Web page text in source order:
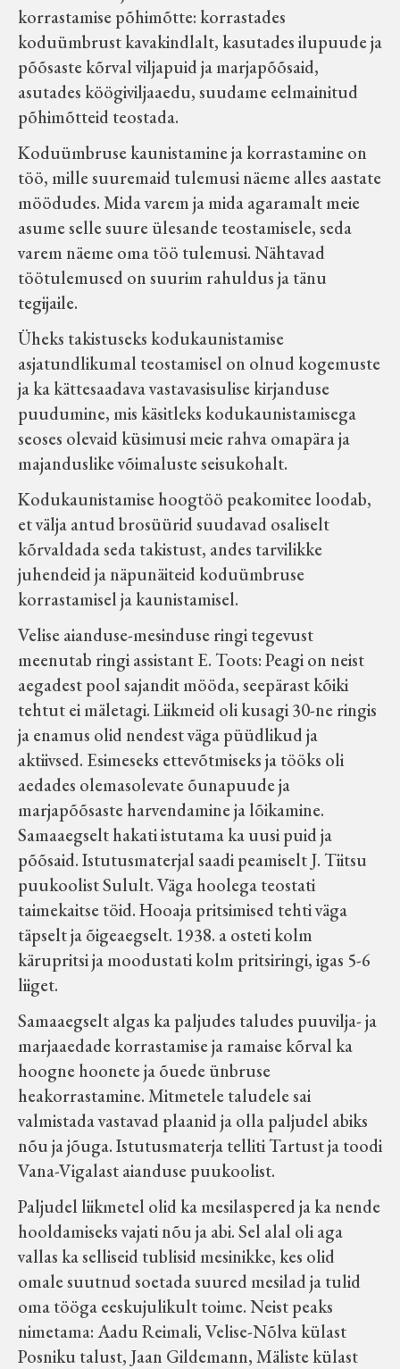
korrastamise põhimõtte: korrastades
koduümbrust kavakindlalt, kasutades ilupuude ja
põõsaste kõrval viljapuid ja marjapõõsaid,
asutades köögiviljaaedu, suudame eelmainitud
põhimõtteid teostada.
Koduümbruse kaunistamine ja korrastamine on
töö, mille suuremaid tulemusi näeme alles aastate
möödudes. Mida varem ja mida agaramalt meie
asume selle suure ülesande teostamisele, seda
varem näeme oma töö tulemusi. Nähtavad
töötulemused on suurim rahuldus ja tänu
tegijaile.
Üheks takistuseks kodukaunistamise
asjatundlikumal teostamisel on olnud kogemuste
ja ka kättesaadava vastavasisulise kirjanduse
puudumine, mis käsitleks kodukaunistamisega
seoses olevaid küsimusi meie rahva omapära ja
majanduslike võimaluste seisukohalt.
Kodukaunistamise hoogtöö peakomitee loodab,
et välja antud brosüürid suudavad osaliselt
kõrvaldada seda takistust, andes tarvilikke
juhendeid ja näpunäiteid koduümbruse
korrastamisel ja kaunistamisel.
Velise aianduse-mesinduse ringi tegevust
meenutab ringi assistant E. Toots: Peagi on neist
aegadest pool sajandit mööda, seepärast kõiki
tehtut ei mäletagi. Liikmeid oli kusagi 30-ne ringis
ja enamus olid nendest väga püüdlikud ja
aktiivsed. Esimeseks ettevõtmiseks ja tööks oli
aedades olemasolevate õunapuude ja
marjapõõsaste harvendamine ja lõikamine.
Samaaegselt hakati istutama ka uusi puid ja
põõsaid. Istutusmaterjal saadi peamiselt J. Tiitsu
puukoolist Sulult. Väga hoolega teostati
taimekaitse töid. Hooaja pritsimised tehti väga
täpselt ja õigeaegselt. 1938. a osteti kolm
kärupritsi ja moodustati kolm pritsiringi, igas 5-6
liiget.
Samaaegselt algas ka paljudes taludes puuvilja- ja
marjaaedade korrastamise ja ramaise kõrval ka
hoogne hoonete ja õuede ünbruse
heakorrastamine. Mitmetele taludele sai
valmistada vastavad plaanid ja olla paljudel abiks
nõu ja jõuga. Istutusmaterja telliti Tartust ja toodi
Vana-Vigalast aianduse puukoolist.
Paljudel liikmetel olid ka mesilaspered ja ka nende
hooldamiseks vajati nõu ja abi. Sel alal oli aga
vallas ka selliseid tublisid mesinikke, kes olid
omale suutnud soetada suured mesilad ja tulid
oma tööga eeskujulikult toime. Neist peaks
nimetama: Aadu Reimali, Velise-Nõlva külast
Posniku talust, Jaan Gildemann, Mäliste külast